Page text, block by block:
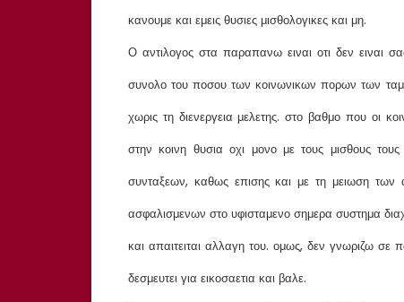
κανουμε και εμεις θυσιες μισθολογικες και μη.
Ο αντιλογος στα παραπανω ειναι οτι δεν ειναι
συνολο του ποσου των κοινωνικων πορων των
χωρις τη διενεργεια μελετης. στο βαθμο που οι
στην κοινη θυσια οχι μονο με τους μισθους
συνταξεων, καθως επισης και με τη μειωση των
ασφαλισμενων στο υφισταμενο σημερα συστημα
και απαιτειται αλλαγη του. ομως, δεν γνωριζω σε
δεσμευτει για εικοσαετια και βαλε.